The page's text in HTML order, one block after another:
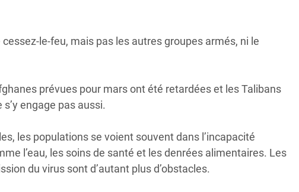
cessez-le-feu, mais pas les autres groupes armés, ni le
prévues pour mars ont été retardées et les Talibans
engage pas aussi.
les populations se voient souvent dans l’incapacité
l’eau, les soins de santé et les denrées alimentaires. Les
du virus sont d’autant plus d’obstacles.